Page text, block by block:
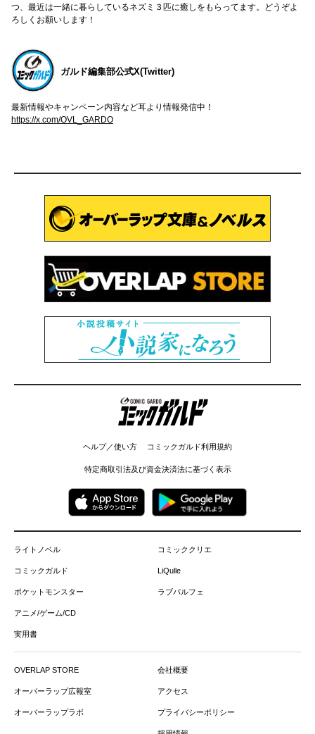
つ、最近は一緒に暮らしているネズミ３匹に癒しをもらってます。どうぞよ
ろしくお願いします！
ガルド編集部公式X(Twitter)
最新情報やキャンペーン内容など耳より情報発信中！
https://x.com/OVL_GARDO
コミックガルド
ヘルプ／使い方 コミックガルド利用規約
特定商取引法及び資金決済法に基づく表示
ライトノベル
コミックガルド
ポケットモンスター
アニメ/ゲーム/CD
実用書
コミッククリエ
LiQulle
ラブパルフェ
OVERLAP STORE
オーバーラップ広報室
オーバーラップラボ
会社概要
アクセス
プライバシーポリシー